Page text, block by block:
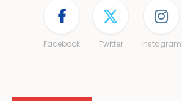
Facebook Twitter Instagram